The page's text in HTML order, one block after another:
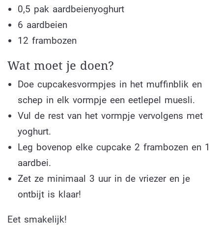
0,5 pak aardbeienyoghurt
6 aardbeien
12 frambozen
Wat moet je doen?
Doe cupcakesvormpjes in het muffinblik en
schep in elk vormpje een eetlepel muesli.
Vul de rest van het vormpje vervolgens met
yoghurt.
Leg bovenop elke cupcake 2 frambozen en 1
aardbei.
Zet ze minimaal 3 uur in de vriezer en je
ontbijt is klaar!
Eet smakelijk!